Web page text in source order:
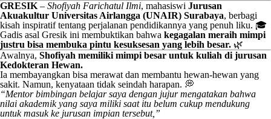
GRESIK– Shofiyah Farichatul Ilmi, mahasiswi Jurusan
Akuakultur Universitas Airlangga (UNAIR) Surabaya, berbagi
kisah inspiratif tentang perjalanan pendidikannya yang penuh liku. 🎓
Gadis asal Gresik ini membuktikan bahwa kegagalan meraih mimpi
justru bisa membuka pintu kesuksesan yang lebih besar. 🌿
Awalnya, Shofiyah memiliki mimpi besar untuk kuliah di jurusan
Kedokteran Hewan.
Ia membayangkan bisa merawat dan membantu hewan-hewan yang
sakit. Namun, kenyataan tidak seindah harapan. 💭
“Mentor bimbingan belajar saya dengan jujur mengatakan bahwa
nilai akademik yang saya miliki saat itu belum cukup mendukung
untuk masuk ke jurusan impian tersebut,”